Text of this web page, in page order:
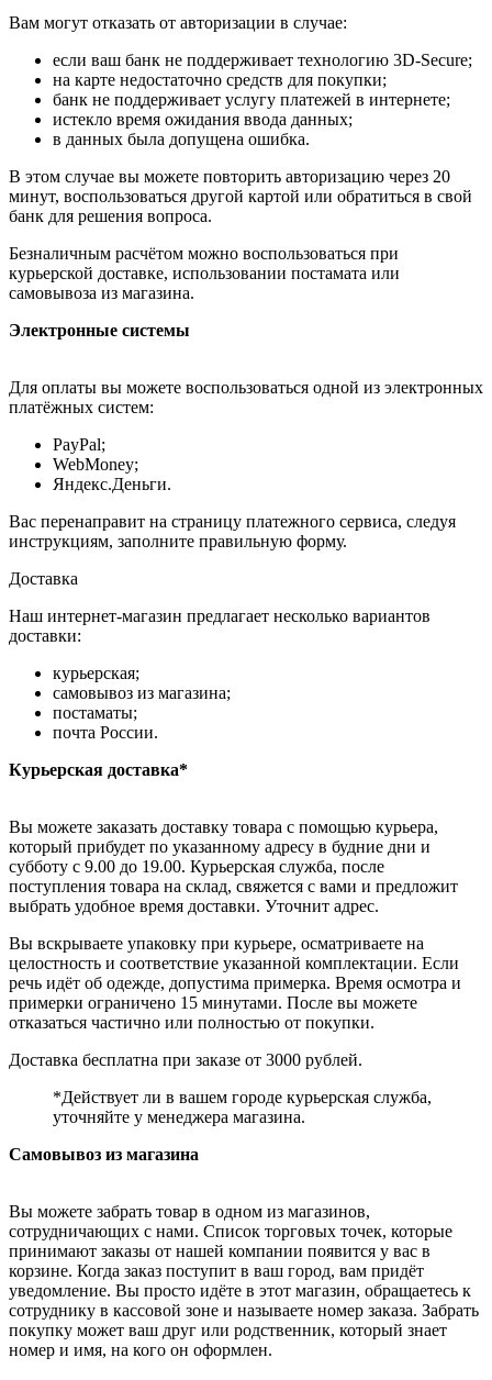
Вам могут отказать от авторизации в случае:
если ваш банк не поддерживает технологию 3D-Secure;
на карте недостаточно средств для покупки;
банк не поддерживает услугу платежей в интернете;
истекло время ожидания ввода данных;
в данных была допущена ошибка.
В этом случае вы можете повторить авторизацию через 20
минут, воспользоваться другой картой или обратиться в свой
банк для решения вопроса.
Безналичным расчётом можно воспользоваться при
курьерской доставке, использовании постамата или
самовывоза из магазина.
Электронные системы
Для оплаты вы можете воспользоваться одной из электронных
платёжных систем:
PayPal;
WebMoney;
Яндекс.Деньги.
Вас перенаправит на страницу платежного сервиса, следуя
инструкциям, заполните правильную форму.
Доставка
Наш интернет-магазин предлагает несколько вариантов
доставки:
курьерская;
самовывоз из магазина;
постаматы;
почта России.
Курьерская доставка*
Вы можете заказать доставку товара с помощью курьера,
который прибудет по указанному адресу в будние дни и
субботу с 9.00 до 19.00. Курьерская служба, после
поступления товара на склад, свяжется с вами и предложит
выбрать удобное время доставки. Уточнит адрес.
Вы вскрываете упаковку при курьере, осматриваете на
целостность и соответствие указанной комплектации. Если
речь идёт об одежде, допустима примерка. Время осмотра и
примерки ограничено 15 минутами. После вы можете
отказаться частично или полностью от покупки.
Доставка бесплатна при заказе от 3000 рублей.
*Действует ли в вашем городе курьерская служба,
уточняйте у менеджера магазина.
Самовывоз из магазина
Вы можете забрать товар в одном из магазинов,
сотрудничающих с нами. Список торговых точек, которые
принимают заказы от нашей компании появится у вас в
корзине. Когда заказ поступит в ваш город, вам придёт
уведомление. Вы просто идёте в этот магазин, обращаетесь к
сотруднику в кассовой зоне и называете номер заказа. Забрать
покупку может ваш друг или родственник, который знает
номер и имя, на кого он оформлен.